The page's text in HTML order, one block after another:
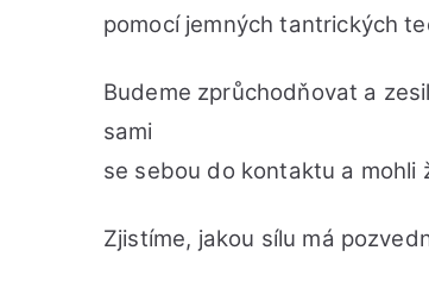
pomocí jemných tantrických
Budeme zprůchodňovat a
sami
se sebou do kontaktu a
Zjistíme, jakou sílu má